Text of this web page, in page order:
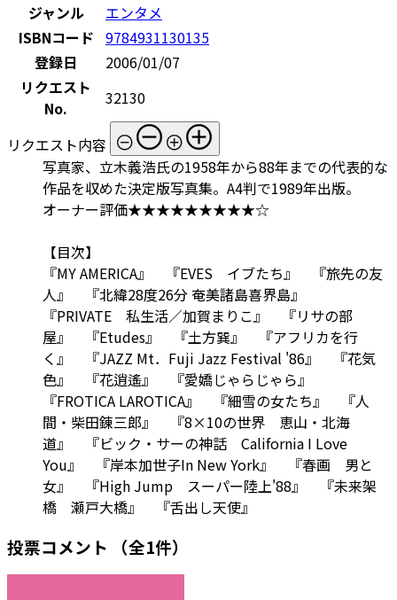
ジャンル
エンタメ
ISBNコード 9784931130135
登録日
2006/01/07
リクエスト
No.
32130
リクエスト内容
写真家、立木義浩氏の1958年から88年までの代表的な
作品を収めた決定版写真集。A4判で1989年出版。
オーナー評価★★★★★★★★★☆
【目次】
『MY AMERICA』 『EVES イブたち』 『旅先の友
人』 『北緯28度26分 奄美諸島喜界島』
『PRIVATE 私生活／加賀まりこ』 『リサの部
屋』 『Etudes』 『土方巽』 『アフリカを行
く』 『JAZZ Mt．Fuji Jazz Festival '86』 『花気
色』 『花逍遙』 『愛嬌じゃらじゃら』
『FROTICA LAROTICA』 『細雪の女たち』 『人
間・柴田錬三郎』 『8×10の世界 恵山・北海
道』 『ビック・サーの神話 California I Love
You』 『岸本加世子In New York』 『春画 男と
女』 『High Jump スーパー陸上'88』 『未来架
橋 瀬戸大橋』 『舌出し天使』
投票コメント （全1件）